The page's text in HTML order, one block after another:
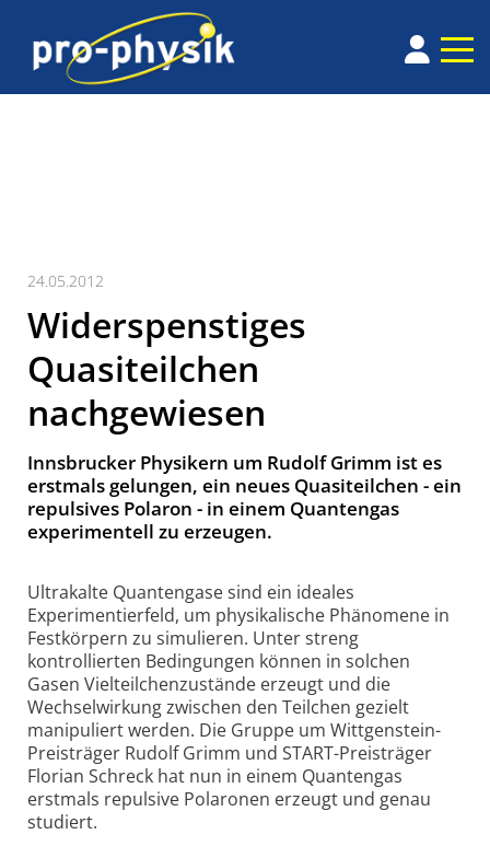
24.05.2012
Widerspenstiges
Quasiteilchen
nachgewiesen
Innsbrucker Physikern um Rudolf Grimm ist es
erstmals gelungen, ein neues Quasiteilchen - ein
repulsives Polaron - in einem Quantengas
experimentell zu erzeugen.
Ultrakalte Quantengase sind ein ideales
Experimentierfeld, um physikalische Phänomene in
Festkörpern zu simulieren. Unter streng
kontrollierten Bedingungen können in solchen
Gasen Vielteilchenzustände erzeugt und die
Wechselwirkung zwischen den Teilchen gezielt
manipuliert werden. Die Gruppe um Wittgenstein-
Preisträger Rudolf Grimm und START-Preisträger
Florian Schreck hat nun in einem Quantengas
erstmals repulsive Polaronen erzeugt und genau
studiert.